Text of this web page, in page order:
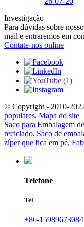
Investigação
Para dúvidas sobre
mail e entraremos em
Contate-nos online
© Copyright - 2010-
populares, Mapa do site
Saco para Embalagem
reciclado, Saco de
zíper que fica em pé,
Telefone
Tel
+86-15989673084